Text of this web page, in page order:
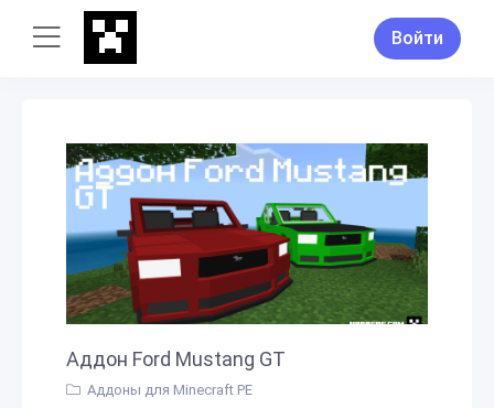
Войти
Аддон Ford Mustang GT
Аддоны для Minecraft PE